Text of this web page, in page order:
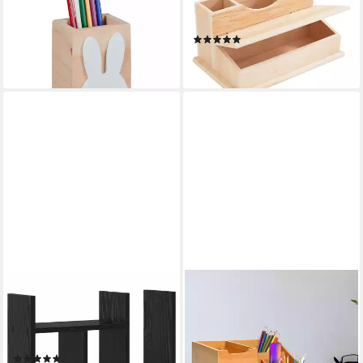
St., 1-teilig)
UVP29,99 €
lieferbar - in 2-3 Werktagen bei dir
Schreibtischorganizer, 22 cm
x 12,5 cm
(1)
11,08 €
lieferbar - in 4-5 Werktagen bei dir
Organizer Schwarz Eichen-
Aufbewahrungsbox 2